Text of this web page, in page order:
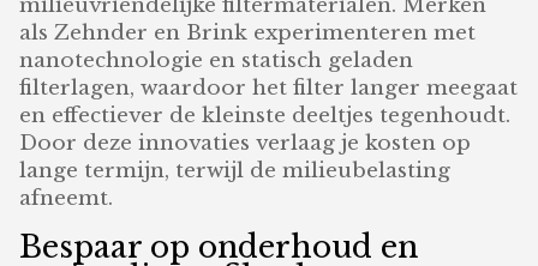
als Zehnder en Brink experimenteren met
nanotechnologie en statisch geladen
filterlagen, waardoor het filter langer meegaat
en effectiever de kleinste deeltjes tegenhoudt.
Door deze innovaties verlaag je kosten op
lange termijn, terwijl de milieubelasting
afneemt.
Bespaar op onderhoud en